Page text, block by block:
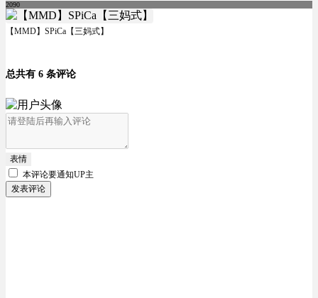
2090
【MMD】SPiCa【三妈式】
总共有 6 条评论
表情
本评论要通知UP主
发表评论